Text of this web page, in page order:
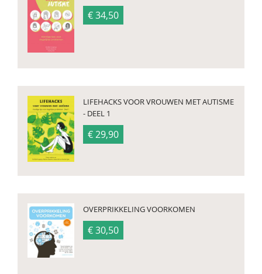
€ 34,50
LIFEHACKS VOOR VROUWEN MET AUTISME
- DEEL 1
€ 29,90
OVERPRIKKELING VOORKOMEN
€ 30,50